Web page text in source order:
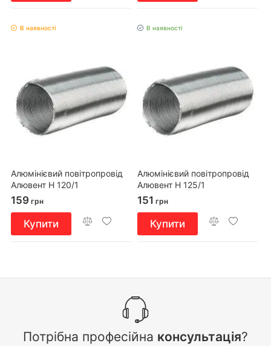
В наявності
Алюмінієвий повітропровід
Алювент Н 120/1
159 грн
Купити
В наявності
Алюмінієвий повітропровід
Алювент Н 125/1
151 грн
Купити
Потрібна професійна консультація?